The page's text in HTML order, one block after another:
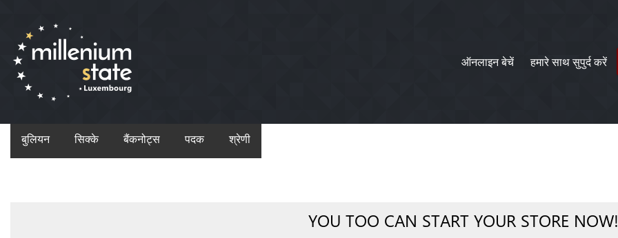
ऑनलाइन बेचें हमारे साथ सुपुर्द करें
बुलियन सिक्के बैंकनोट्स पदक श्रेणी
YOU TOO CAN START YOUR STORE NOW!